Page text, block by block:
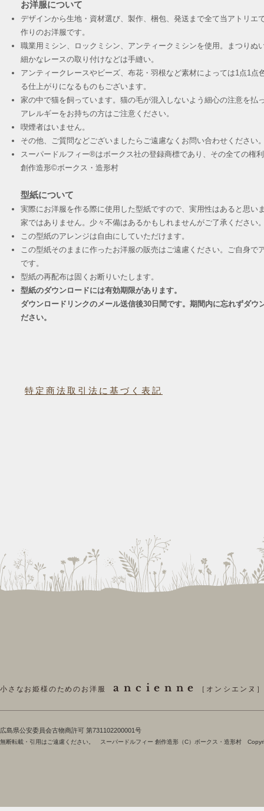
お洋服について
デザインから生地・資材選び、製作、梱包、発送まで全て当アトリエ
作りのお洋服です。
職業用ミシン、ロックミシン、アンティークミシンを使用。まつりぬ
細かなレースの取り付けなどは手縫い。
アンティークレースやビーズ、布花・羽根など素材によっては1点1点
る仕上がりになるものもございます。
家の中で猫を飼っています。猫の毛が混入しないよう細心の注意を払
アレルギーをお持ちの方はご注意ください。
喫煙者はいません。
その他、ご質問などございましたらご遠慮なくお問い合わせください
スーパードルフィー®︎はボークス社の登録商標であり、その全ての権
創作造形©︎ボークス・造形村
型紙について
実際にお洋服を作る際に使用した型紙ですので、実用性はあると思い
家ではありません。少々不備はあるかもしれませんがご了承ください
この型紙のアレンジは自由にしていただけます。
この型紙そのままに作ったお洋服の販売はご遠慮ください。ご自身で
です。
​型紙の再配布は固くお断りいたします。
型紙のダウンロードには有効期限があります。
ダウンロードリンクのメール送信後30日間です。期間内に忘れずダウ
ださい。
特定商法取引法に基づく表記
小さなお姫様のためのお洋服 ancienne ［オンシエンヌ
​広島県公安委員会古物商許可 第731102200001号
無断転載・引用はご遠慮ください。 スーパードルフィー 創作造形（C）ボークス・造形村